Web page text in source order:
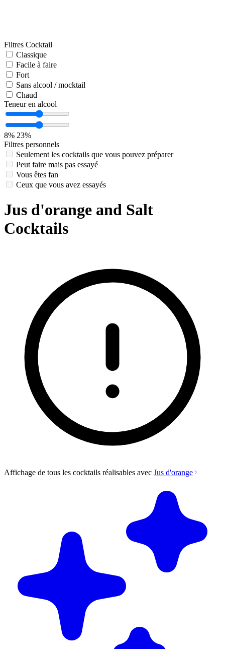
Filtres Cocktail
Classique
Facile à faire
Fort
Sans alcool / mocktail
Chaud
Teneur en alcool
8% 23%
Filtres personnels
Seulement les cocktails que vous pouvez préparer
Peut faire mais pas essayé
Vous êtes fan
Ceux que vous avez essayés
Jus d'orange and Salt
Cocktails
Affichage de tous les cocktails réalisables avec Jus d'orange